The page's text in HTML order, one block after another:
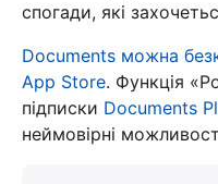
спогади, які
Documents можна
App Store. Функція
підписки Documents
неймовірні